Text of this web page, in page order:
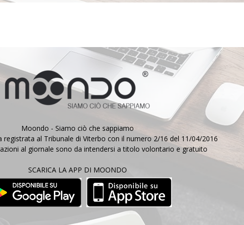
Moondo - Siamo ciò che sappiamo
registrata al Tribunale di Viterbo con il numero 2/16 del 11/04/2016
al giornale sono da intendersi a titolo volontario e gratuito
SCARICA LA APP DI MOONDO